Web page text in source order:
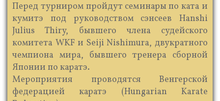
Перед турниром пройдут семинары по ката и
кумитэ под руководством сэнсеев Hanshi
Julius Thiry, бывшего члена судейского
комитета WKF и Seiji Nishimura, двукратного
чемпиона мира, бывшего тренера сборной
Японии по каратэ.
Мероприятия проводятся Венгерской
федерацией каратэ (Hungarian Karate